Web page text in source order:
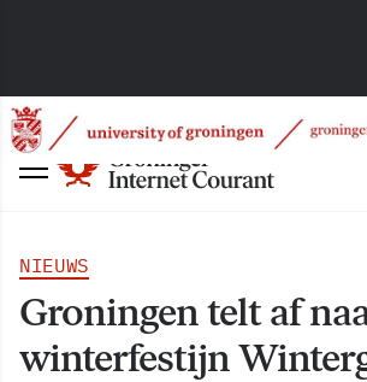
NIEUWS
Groningen telt af
winterfestijn